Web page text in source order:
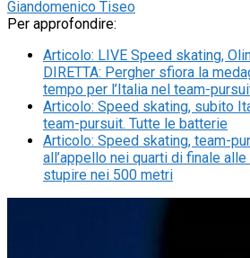
Giandomenico Tiseo
Per approfondire:
Articolo: LIVE Speed skating,
DIRETTA: Pergher sfiora la
tempo per l’Italia nel team-
Articolo: Speed skating, subito
team-pursuit. Tutte le batterie
Articolo: Speed skating, team-
all’appello nei quarti di finale
stupire nei 500 metri